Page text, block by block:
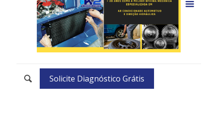
Solicite Diagnóstico Grátis